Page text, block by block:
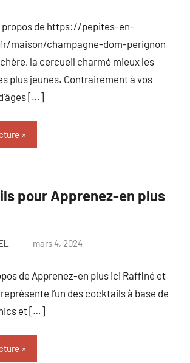
propos de https://pepites-en-
maison/champagne-dom-perignon
la cercueil charmé mieux les
plus jeunes. Contrairement à vos
[…]
pour Apprenez-en plus
mars 4, 2024
de Apprenez-en plus ici Raffiné et
l’un des cocktails à base de
et […]